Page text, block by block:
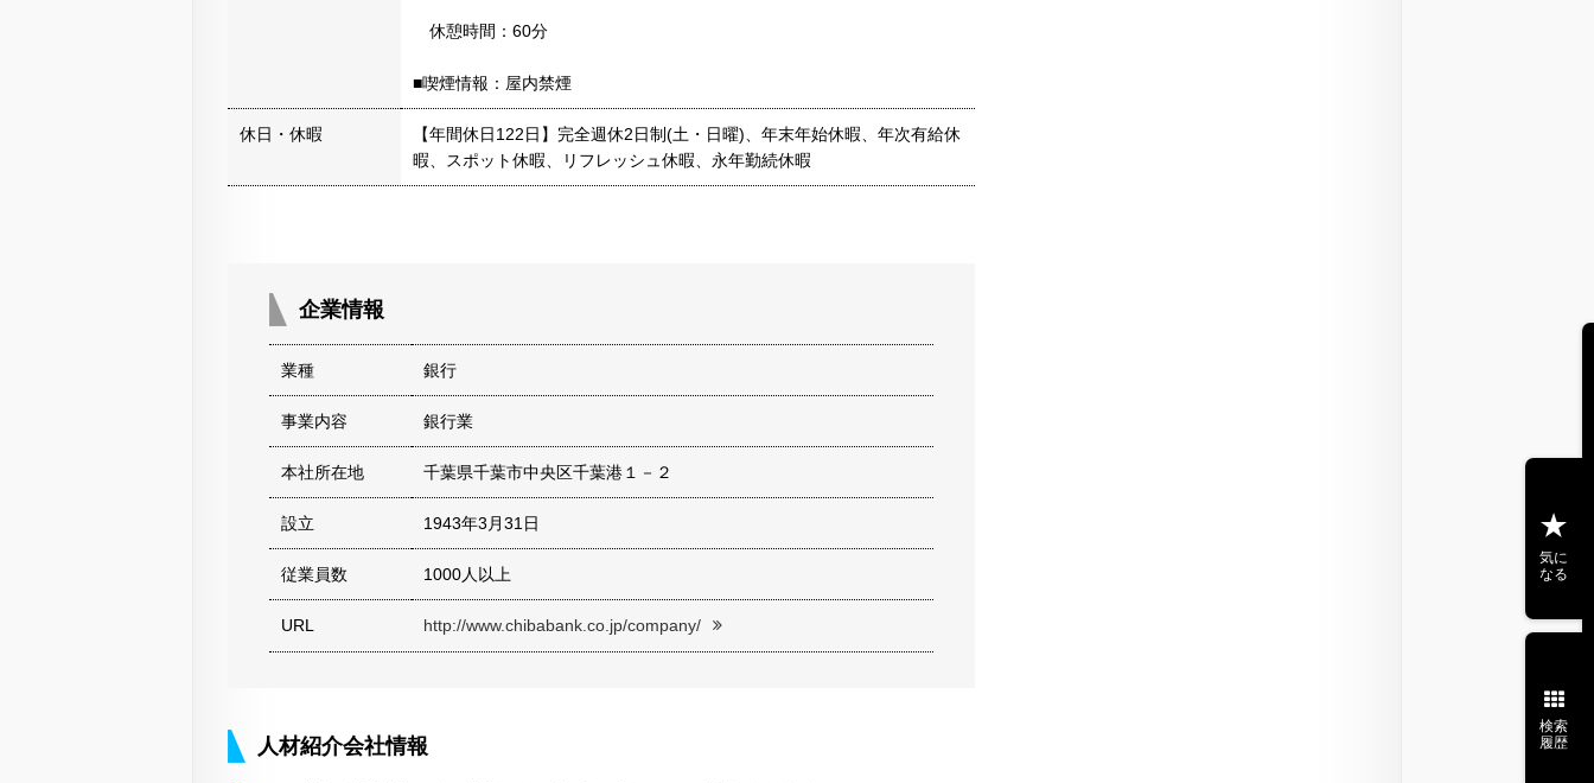
休憩時間：60分
■喫煙情報：屋内禁煙
休日・休暇
【年間休日122日】完全週休2日制(土・日曜)、年末年始休暇、年次有給休
暇、スポット休暇、リフレッシュ休暇、永年勤続休暇
企業情報
業種 銀行
事業内容 銀行業
本社所在地 千葉県千葉市中央区千葉港１－２
設立 1943年3月31日
従業員数 1000人以上
URL http://www.chibabank.co.jp/company/
人材紹介会社情報
気に
なる
検索
履歴